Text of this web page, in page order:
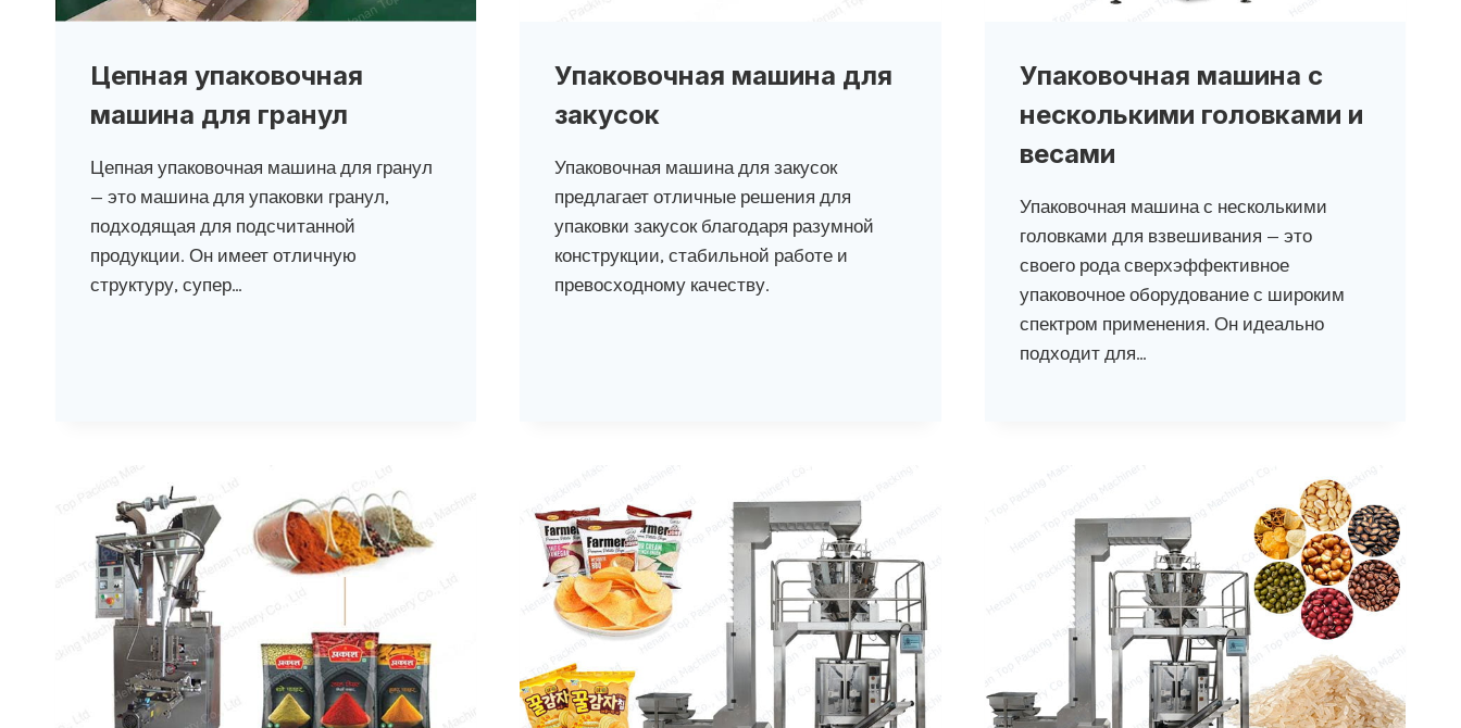
Цепная упаковочная
машина для гранул
Цепная упаковочная машина для гранул
— это машина для упаковки гранул,
подходящая для подсчитанной
продукции. Он имеет отличную
структуру, супер…
Упаковочная машина для
закусок
Упаковочная машина для закусок
предлагает отличные решения для
упаковки закусок благодаря разумной
конструкции, стабильной работе и
превосходному качеству.
Упаковочная машина с
несколькими головками и
весами
Упаковочная машина с несколькими
головками для взвешивания — это
своего рода сверхэффективное
упаковочное оборудование с широким
спектром применения. Он идеально
подходит для…